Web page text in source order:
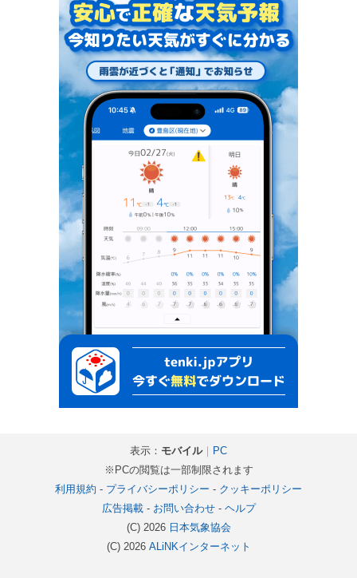
表示： モバイル｜ PC
※PCの閲覧は一部制限されます
利用規約 - プライバシーポリシー - クッキーポリシー
広告掲載- お問い合わせ- ヘルプ
(C) 2026 日本気象協会
(C) 2026 ALiNKインターネット